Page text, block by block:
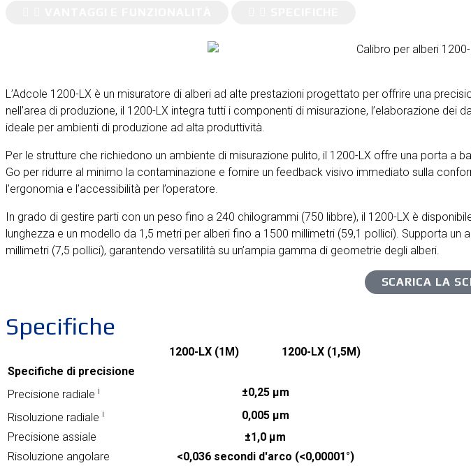
L’Adcole 1200-LX è un misuratore di alberi ad alte prestazioni progettato per offrire una
nell’area di produzione, il 1200-LX integra tutti i componenti di misurazione, l’elaborazione
ideale per ambienti di produzione ad alta produttività.
Per le strutture che richiedono un ambiente di misurazione pulito, il 1200-LX offre una porta
Go per ridurre al minimo la contaminazione e fornire un feedback visivo immediato sulla
l’ergonomia e l’accessibilità per l’operatore.
In grado di gestire parti con un peso fino a 240 chilogrammi (750 libbre), il 1200-LX è
lunghezza e un modello da 1,5 metri per alberi fino a 1500 millimetri (59,1 pollici). Supporta
millimetri (7,5 pollici), garantendo versatilità su un’ampia gamma di geometrie degli alberi.
SCARICA LA
Specifiche
1200-LX (1M)
1200-LX (1,5M)
Specifiche di precisione
Precisione radiale i
±0,25 µm
Risoluzione radiale i
0,005 µm
Precisione assiale
±1,0 µm
Risoluzione angolare
<0,036 secondi d'arco (<0,00001°)